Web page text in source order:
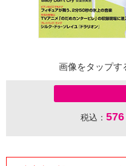
画像をタップす
税込： 576